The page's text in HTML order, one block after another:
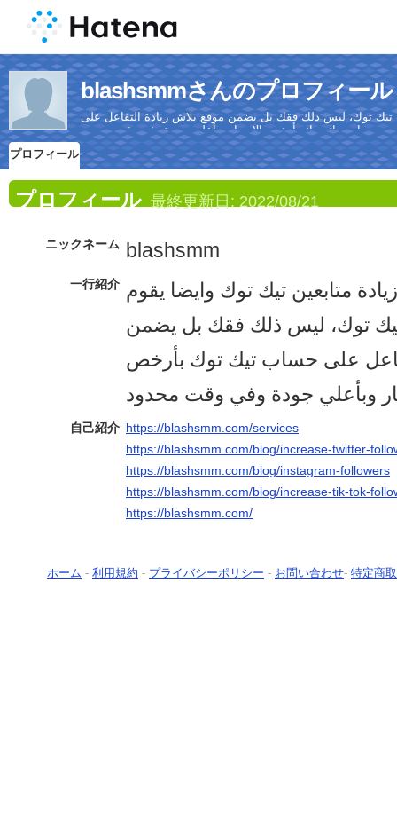
blashsmmさんのプロフィール
تيك توك، ليس ذلك فقك بل يضمن موقع بلاش زيادة التفاعل على
プロフィール
プロフィール 最終更新日: 2022/08/21
ニックネーム blashsmm
一行紹介 متابعين تيك توك وايضا يقوم
تيك توك، ليس ذلك فقك بل يضمن
على حساب تيك توك بأرخص
自己紹介 https://blashsmm.com/services
https://blashsmm.com/blog/increase-twitter-
https://blashsmm.com/blog/instagram-followers
https://blashsmm.com/blog/increase-tik-tok-
https://blashsmm.com/
ホーム - 利用規約 - プライバシーポリシー - お問い合わせ- 特定商